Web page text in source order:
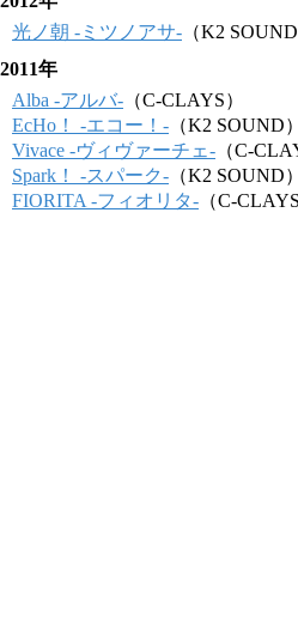
光ノ朝 -ミツノアサ- （K2 SOUND
2011年
Alba -アルバ- （C-CLAYS）
EcHo！ -エコー！- （K2 SOUND）
Vivace -ヴィヴァーチェ- （C-
Spark！ -スパーク- （K2 SOUND）
FIORITA -フィオリタ- （C-CLAYS